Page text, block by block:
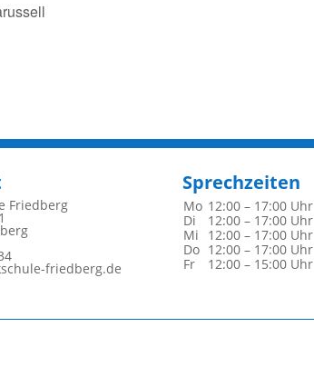
Friedberg
friedberg.de
Sprechzeiten
Mo 12:00 – 17:00 Uhr
Di
12:00 – 17:00 Uhr
Mi
12:00 – 17:00 Uhr
Do 12:00 – 17:00 Uhr
Fr
12:00 – 15:00 Uhr